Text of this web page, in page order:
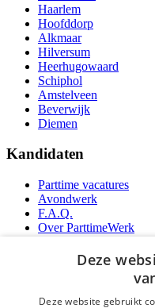
Haarlem
Hoofddorp
Alkmaar
Hilversum
Heerhugowaard
Schiphol
Amstelveen
Beverwijk
Diemen
Kandidaten
Parttime vacatures
Avondwerk
F.A.Q.
Over ParttimeWerk
YoungCapital Android
Deze
Deze website gebruikt